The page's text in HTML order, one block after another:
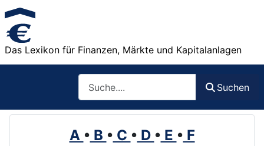
Das Lexikon für Finanzen, Märkte und Kapitalanlagen
Suchen
A • B • C • D • E • F